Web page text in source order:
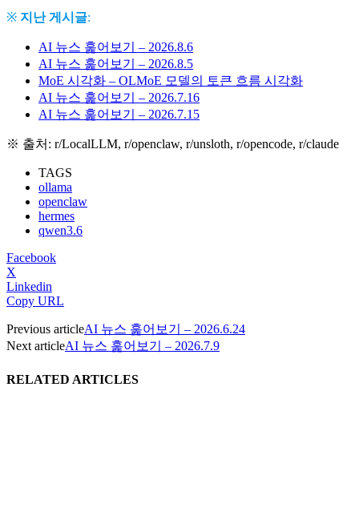
※ 지난 게시글:
AI 뉴스 훑어보기 – 2026.8.6
AI 뉴스 훑어보기 – 2026.8.5
MoE 시각화 – OLMoE 모델의 토큰 흐름 시각화
AI 뉴스 훑어보기 – 2026.7.16
AI 뉴스 훑어보기 – 2026.7.15
※ 출처: r/LocalLLM, r/openclaw, r/unsloth, r/opencode, r/claude
TAGS
ollama
openclaw
hermes
qwen3.6
Facebook
X
Linkedin
Copy URL
Previous articleAI 뉴스 훑어보기 – 2026.6.24
Next articleAI 뉴스 훑어보기 – 2026.7.9
RELATED ARTICLES